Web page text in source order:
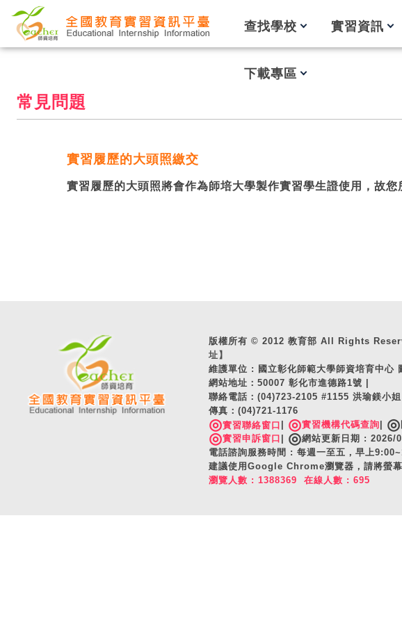
跳到主要內容
查找學校 實習資訊
下載專區
常見問題
實習履歷的大頭照繳交
實習履歷的大頭照將會作為師培大學製作實習學生證使用，故
版權所有 © 2012 教育部 All Rights
址】
維護單位 : 國立彰化師範大學師資培育中心
網站地址：50007 彰化市進德路1號 |
聯絡電話：(04)723-2105 #1155 洪瑜鎂小
傳真：(04)721-1176
◎實習聯絡窗口 ◎實習機構代碼查詢 ◎
◎實習申訴窗口 ◎網站更新日期 : 2026/
電話諮詢服務時間 : 每週一至五，早上
建議使用Google Chrome瀏覽器，請將螢
瀏覽人數 : 1388369 在線人數 : 695